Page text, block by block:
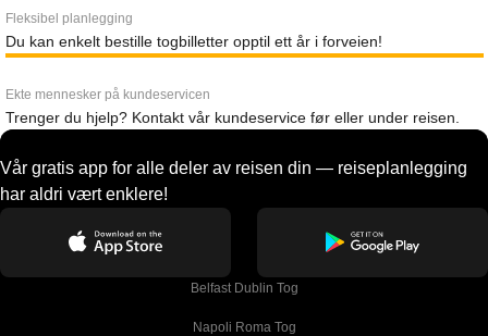
Fleksibel planlegging
Du kan enkelt bestille togbilletter opptil ett år i forveien!
Ekte mennesker på kundeservicen
Trenger du hjelp? Kontakt vår kundeservice før eller under reisen.
Vår gratis app for alle deler av reisen din — reiseplanlegging
har aldri vært enklere!
Belfast Dublin Tog
Napoli Roma Tog